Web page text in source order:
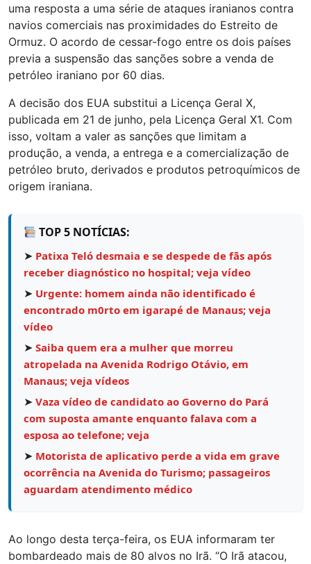
uma resposta a uma série de ataques iranianos contra
navios comerciais nas proximidades do Estreito de
Ormuz. O acordo de cessar-fogo entre os dois países
previa a suspensão das sanções sobre a venda de
petróleo iraniano por 60 dias.
A decisão dos EUA substitui a Licença Geral X,
publicada em 21 de junho, pela Licença Geral X1. Com
isso, voltam a valer as sanções que limitam a
produção, a venda, a entrega e a comercialização de
petróleo bruto, derivados e produtos petroquímicos de
origem iraniana.
TOP 5 NOTÍCIAS:
➤ Patixa Teló desmaia e se despede de fãs após
receber diagnóstico no hospital; veja vídeo
➤ Urgente: homem ainda não identificado é
encontrado m0rto em igarapé de Manaus; veja
vídeo
➤ Saiba quem era a mulher que morreu
atropelada na Avenida Rodrigo Otávio, em
Manaus; veja vídeos
➤ Vaza vídeo de candidato ao Governo do Pará
com suposta amante enquanto falava com a
esposa ao telefone; veja
➤ Motorista de aplicativo perde a vida em grave
ocorrência na Avenida do Turismo; passageiros
aguardam atendimento médico
Ao longo desta terça-feira, os EUA informaram ter
bombardeado mais de 80 alvos no Irã. “O Irã atacou,